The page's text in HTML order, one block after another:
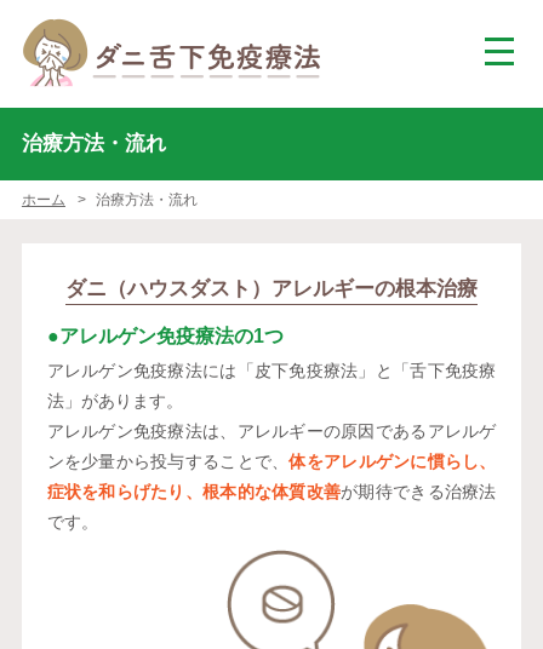
治療方法・流れ
ホーム 治療方法・流れ
ダニ（ハウスダスト） アレルギーの根本治療
●アレルゲン免疫療法の1つ
アレルゲン免疫療法には「皮下免疫療法」と「舌下免疫療
法」があります。
アレルゲン免疫療法は、アレルギーの原因であるアレルゲ
ンを少量から投与することで、体をアレルゲンに慣らし、
症状を和らげたり、根本的な体質改善が期待できる治療法
です。